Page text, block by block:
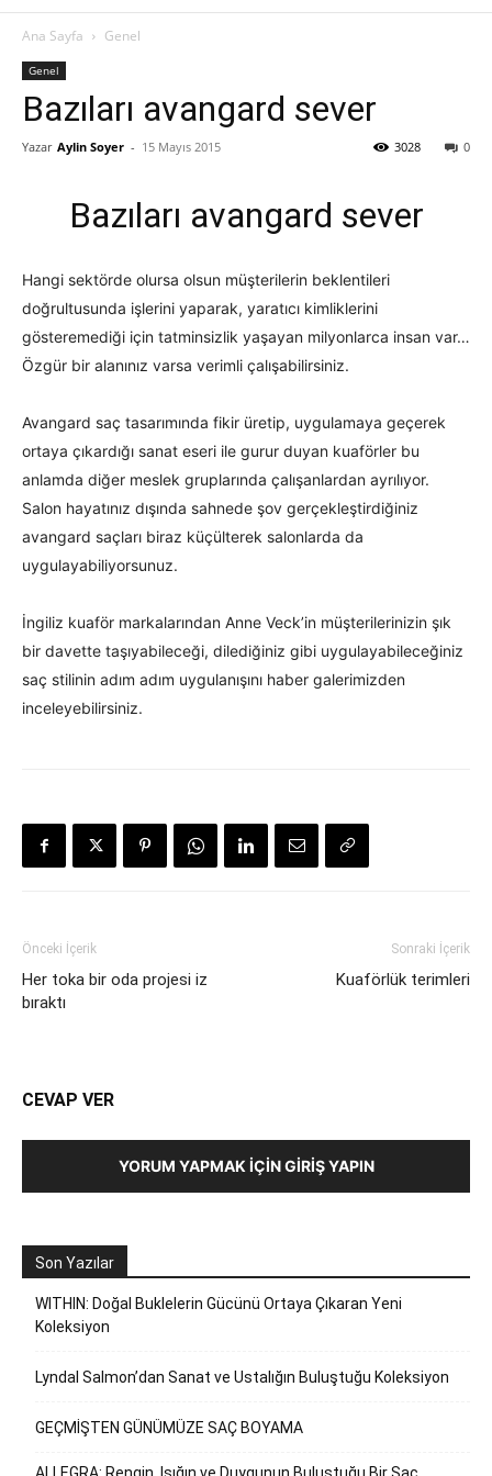
Ana Sayfa Genel
Genel
Bazıları avangard sever
Yazar Aylin Soyer - 15 Mayıs 2015 0
3028
Bazıları avangard sever
Hangi sektörde olursa olsun müşterilerin beklentileri
doğrultusunda işlerini yaparak, yaratıcı kimliklerini
gösteremediği için tatminsizlik yaşayan milyonlarca insan var…
Özgür bir alanınız varsa verimli çalışabilirsiniz.
Avangard saç tasarımında fikir üretip, uygulamaya geçerek
ortaya çıkardığı sanat eseri ile gurur duyan kuaförler bu
anlamda diğer meslek gruplarında çalışanlardan ayrılıyor.
Salon hayatınız dışında sahnede şov gerçekleştirdiğiniz
avangard saçları biraz küçülterek salonlarda da
uygulayabiliyorsunuz.
İngiliz kuaför markalarından Anne Veck’in müşterilerinizin şık
bir davette taşıyabileceği, dilediğiniz gibi uygulayabileceğiniz
saç stilinin adım adım uygulanışını haber galerimizden
inceleyebilirsiniz.
Önceki İçerik
Her toka bir oda projesi iz
bıraktı
Sonraki İçerik
Kuaförlük terimleri
CEVAP VER
YORUM YAPMAK İÇIN GIRIŞ YAPIN
Son Yazılar
WITHIN: Doğal Buklelerin Gücünü Ortaya Çıkaran Yeni
Koleksiyon
Lyndal Salmon’dan Sanat ve Ustalığın Buluştuğu Koleksiyon
GEÇMİŞTEN GÜNÜMÜZE SAÇ BOYAMA